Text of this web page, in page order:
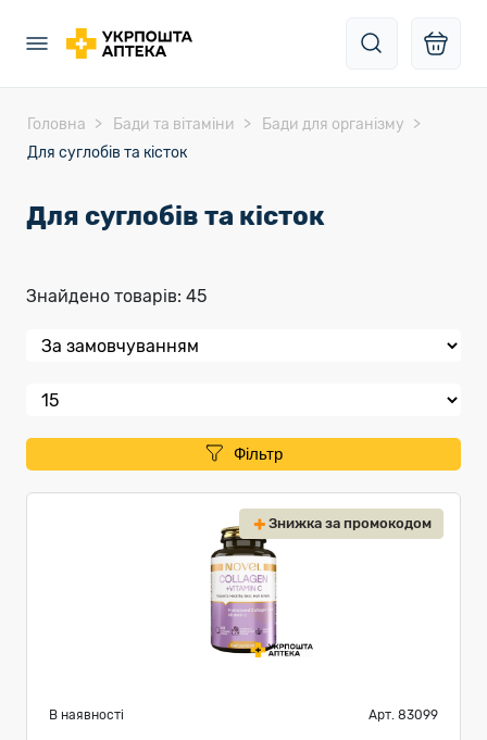
Головна Бади та вітаміни
Бади для організму
Для суглобів та кісток
Для суглобів та кісток
Знайдено товарів: 45
Фільтр
Знижка за промокодом
В наявності Арт. 83099